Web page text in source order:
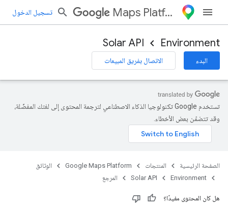
Maps Platform تسجيل الدخول
Environment
Solar API
البدء الاتصال بفريق المبيعات
تستخدم Google تكنولوجيا الذكاء الاصطناعي لترجمة المحتوى إلى لغتك المفضّلة،
وقد تتضمّن بعض الأخطاء.
الصفحة الرئيسية المنتجات Google Maps Platform
الوثائق
Environment
Solar API المرجع
هل كان المحتوى مفيدًا؟